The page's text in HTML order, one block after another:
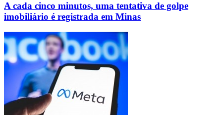
A cada cinco minutos, uma tentativa de golpe
imobiliário é registrada em Minas